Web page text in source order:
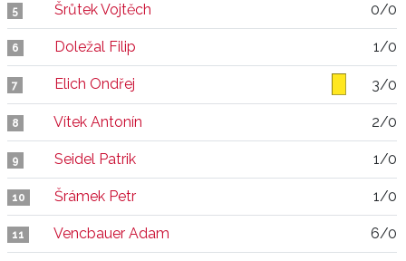
5 Šrůtek Vojtěch 0/0
6 Doležal Filip 1/0
7 Elich Ondřej 3/0
8 Vítek Antonín 2/0
9 Seidel Patrik 1/0
10 Šrámek Petr 1/0
11 Vencbauer Adam 6/0